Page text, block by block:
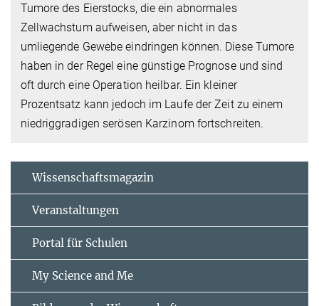
Tumore des Eierstocks, die ein abnormales
Zellwachstum aufweisen, aber nicht in das
umliegende Gewebe eindringen können. Diese Tumore
haben in der Regel eine günstige Prognose und sind
oft durch eine Operation heilbar. Ein kleiner
Prozentsatz kann jedoch im Laufe der Zeit zu einem
niedriggradigen serösen Karzinom fortschreiten.
Wissenschaftsmagazin
Veranstaltungen
Portal für Schulen
My Science and Me